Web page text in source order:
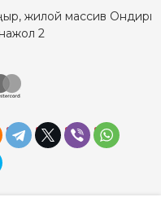
жилой массив
2